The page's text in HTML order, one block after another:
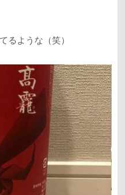
るような（笑）